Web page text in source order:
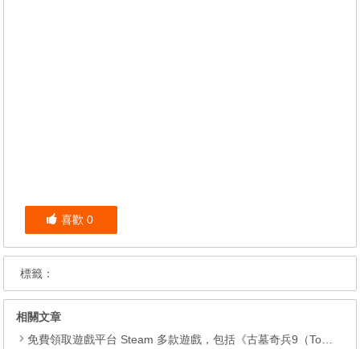
喜歡 0
標籤：
相關文章
免費領取遊戲平台 Steam 多款遊戲，包括《古墓奇兵9（Tomb Raider）》、《古墓奇兵：歐西里斯神殿 LARA CROFT AND THE TEMPLE OF OSIRIS™》、《Deiland》、《Headsnatchers》、《Drawful 2》和《GOAT OF DUTY》。